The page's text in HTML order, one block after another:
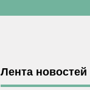
Лента новостей